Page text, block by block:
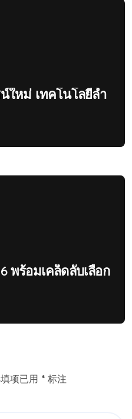
ใหม่ เทคโนโลยีล้ำ
พร้อมเคล็ดลับเลือก
项已用 * 标注